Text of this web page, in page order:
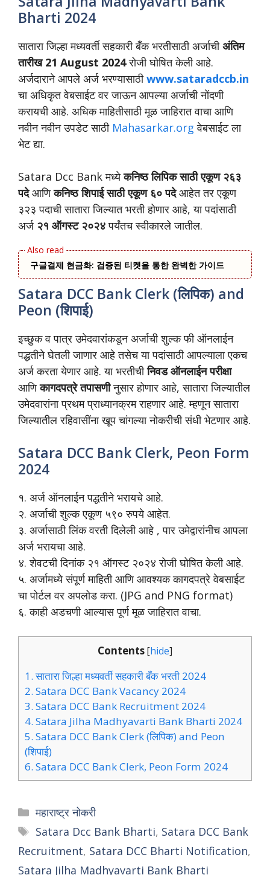
Bharti 2024
सातारा जिल्हा मध्यवर्ती सहकारी बँक भरतीसाठी अर्जाचीअंतिम
तारीख 21 August 2024रोजी घोषित केली आहे.
अर्जदाराने आपले अर्ज भरण्यासाठीwww.sataradccb.in
चा अधिकृत वेबसाईट वर जाऊन आपल्या अर्जाची नोंदणी
करायची आहे. अधिक माहितीसाठी मूळ जाहिरात वाचा आणि
नवीन नवीन उपडेट साठी Mahasarkar.org वेबसाईट ला
भेट द्या.
Satara Dcc Bank मध्येकनिष्ठ लिपिक साठी एकूण २६३
पदेआणिकनिष्ठ शिपाई साठी एकूण ६० पदेआहेत तर एकूण
३२३ पदाची सातारा जिल्यात भरती होणार आहे, या पदांसाठी
अर्ज २१ ऑगस्ट २०२४पर्यंतच स्वीकारले जातील.
구글결제 현금화: 검증된 티켓을 통한 완벽한 가이드
Satara DCC Bank Clerk (लिपिक) and
Peon (शिपाई)
इच्छुक व पात्र उमेदवारांकडून अर्जाची शुल्क फी ऑनलाईन
पद्धतीने घेतली जाणार आहे तसेच या पदांसाठी आपल्याला एकच
अर्ज करता येणार आहे. या भरतीचीनिवड ऑनलाईन परीक्षा
आणिकागदपत्रे तपासणीनुसार होणार आहे, सातारा जिल्यातील
उमेदवारांना प्रथम प्राध्यानक्रम राहणार आहे. म्हणून सातारा
जिल्यातील रहिवासींना खूप चांगल्या नोकरीची संधी भेटणार आहे.
Satara DCC Bank Clerk, Peon Form
2024
१. अर्ज ऑनलाईन पद्धतीने भरायचे आहे.
२. अर्जाची शुल्क एकूण ५९० रुपये आहेत.
३. अर्जासाठी लिंक वरती दिलेली आहे , पार उमेद्वारांनीच आपला
अर्ज भरायचा आहे.
४. शेवटची दिनांक २१ ऑगस्ट २०२४ रोजी घोषित केली आहे.
५. अर्जामध्ये संपूर्ण माहिती आणि आवश्यक कागदपत्रे वेबसाईट
चा पोर्टल वर अपलोड करा. (JPG and PNG format)
६. काही अडचणी आल्यास पूर्ण मूळ जाहिरात वाचा.
Contents[hide]
1.सातारा जिल्हा मध्यवर्ती सहकारी बँक भरती 2024
2. Satara DCC Bank Vacancy 2024
3. Satara DCC Bank Recruitment 2024
4. Satara Jilha Madhyavarti Bank Bharti 2024
5. Satara DCC Bank Clerk (लिपिक) and Peon
(शिपाई)
6. Satara DCC Bank Clerk, Peon Form 2024
Categories
महाराष्ट्र नोकरी
Tags
Satara Dcc Bank Bharti, Satara DCC Bank
Recruitment, Satara DCC Bharti Notification,
Satara Jilha Madhyavarti Bank Bharti